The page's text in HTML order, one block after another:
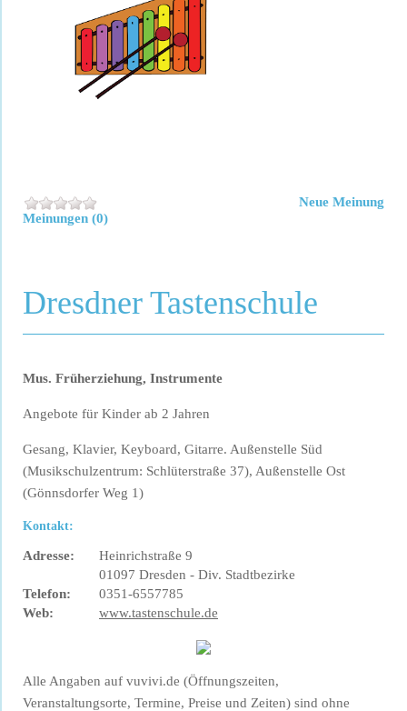
Meinungen (0)
Neue Meinung
Dresdner Tastenschule
Mus. Früherziehung, Instrumente
Angebote für Kinder ab 2 Jahren
Gesang, Klavier, Keyboard, Gitarre. Außenstelle Süd
(Musikschulzentrum: Schlüterstraße 37), Außenstelle Ost
(Gönnsdorfer Weg 1)
Kontakt:
Adresse:
Heinrichstraße 9
01097 Dresden - Div. Stadtbezirke
Telefon:
0351-6557785
Web:
www.tastenschule.de
Alle Angaben auf vuvivi.de (Öffnungszeiten,
Veranstaltungsorte, Termine, Preise und Zeiten) sind ohne